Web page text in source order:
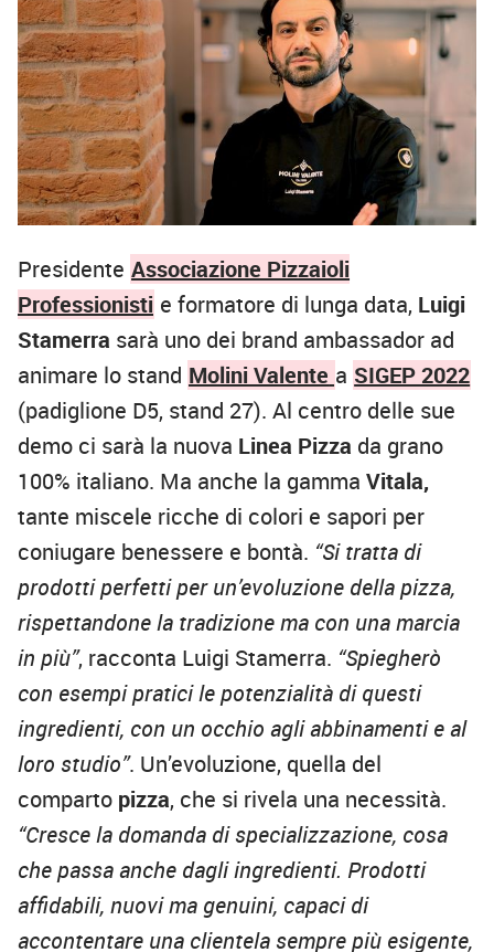
Presidente Associazione Pizzaioli
Professionisti e formatore di lunga data, Luigi
Stamerra sarà uno dei brand ambassador ad
animare lo stand Molini Valente a SIGEP 2022
(padiglione D5, stand 27). Al centro delle sue
demo ci sarà la nuova Linea Pizza da grano
100% italiano. Ma anche la gamma Vitala,
tante miscele ricche di colori e sapori per
coniugare benessere e bontà. “Si tratta di
prodotti perfetti per un’evoluzione della pizza,
rispettandone la tradizione ma con una marcia
in più”, racconta Luigi Stamerra. “Spiegherò
con esempi pratici le potenzialità di questi
ingredienti, con un occhio agli abbinamenti e al
loro studio”. Un’evoluzione, quella del
comparto pizza, che si rivela una necessità.
“Cresce la domanda di specializzazione, cosa
che passa anche dagli ingredienti. Prodotti
affidabili, nuovi ma genuini, capaci di
accontentare una clientela sempre più esigente,